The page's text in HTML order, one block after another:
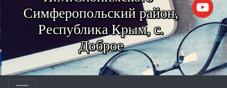
Симферопольский район,
Республика Крым, с.
Доброе